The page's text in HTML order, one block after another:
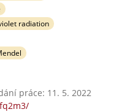
radiation
práce: 11. 5. 2022